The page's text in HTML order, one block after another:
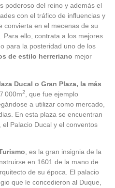
poderoso del reino y además el
con el tráfico de influencias y
convierta en el mecenas de su
Para ello, contrata a los mejores
para la posteridad uno de los
de estilo herreriano mejor
Ducal o Gran Plaza, la más
000m2, que fue ejemplo
a utilizar como mercado,
En esta plaza se encuentran
Palacio Ducal y el conventos
, es la gran insignia de la
en 1601 de la mano de
de su época. El palacio
que le concedieron al Duque,